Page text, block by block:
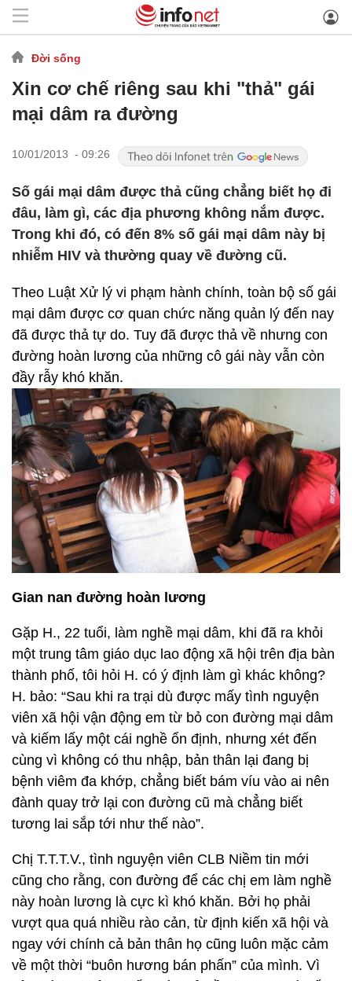
Đời sống
Xin cơ chế riêng sau khi "thả" gái
mại dâm ra đường
10/01/2013 - 09:26
Số gái mại dâm được thả cũng chẳng biết họ đi
đâu, làm gì, các địa phương không nắm được.
Trong khi đó, có đến 8% số gái mại dâm này bị
nhiễm HIV và thường quay về đường cũ.
Theo Luật Xử lý vi phạm hành chính, toàn bộ số gái
mại dâm được cơ quan chức năng quản lý đến nay
đã được thả tự do. Tuy đã được thả về nhưng con
đường hoàn lương của những cô gái này vẫn còn
đầy rẫy khó khăn.
Gian nan đường hoàn lương
Gặp H., 22 tuổi, làm nghề mại dâm, khi đã ra khỏi
một trung tâm giáo dục lao động xã hội trên địa bàn
thành phố, tôi hỏi H. có ý định làm gì khác không?
H. bảo: “Sau khi ra trại dù được mấy tình nguyện
viên xã hội vận động em từ bỏ con đường mại dâm
và kiếm lấy một cái nghề ổn định, nhưng xét đến
cùng vì không có thu nhập, bản thân lại đang bị
bệnh viêm đa khớp, chẳng biết bám víu vào ai nên
đành quay trở lại con đường cũ mà chẳng biết
tương lai sắp tới như thế nào”.
Chị T.T.T.V., tình nguyện viên CLB Niềm tin mới
cũng cho rằng, con đường để các chị em làm nghề
này hoàn lương là cực kì khó khăn. Bởi họ phải
vượt qua quá nhiều rào cản, từ định kiến xã hội và
ngay với chính cả bản thân họ cũng luôn mặc cảm
về một thời “buôn hương bán phấn” của mình. Vì